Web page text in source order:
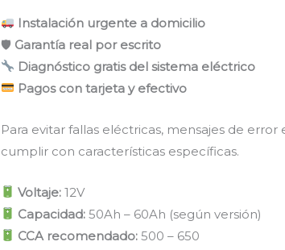
Instalación urgente a domicilio
🛡 Garantía real por escrito
Diagnóstico gratis del sistema eléctrico
Pagos con tarjeta y efectivo
Para evitar fallas eléctricas, mensajes de
cumplir con características específicas.
Voltaje: 12V
Capacidad: 50Ah – 60Ah (según versión)
CCA recomendado: 500 – 650